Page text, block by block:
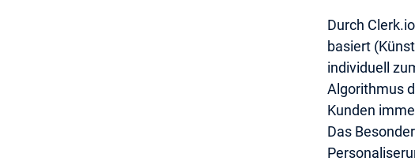
Durch
basiert
individuell
Algorithmus
Kunden
Das